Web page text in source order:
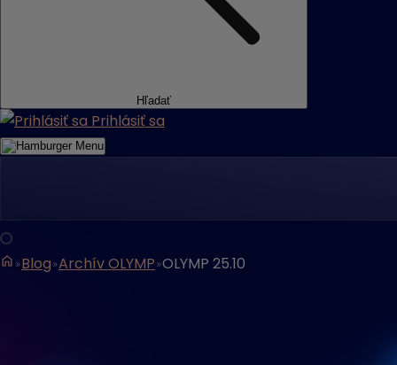
Hľadať
Prihlásiť sa
Menu
Blog Archív OLYMP OLYMP 25.10